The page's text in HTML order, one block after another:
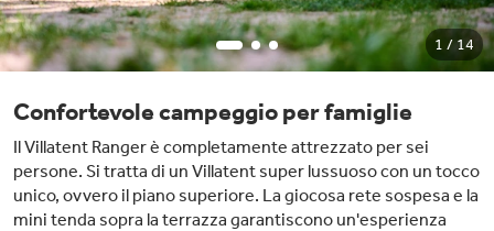
1 / 14
Confortevole campeggio per famiglie
Il Villatent Ranger è completamente attrezzato per sei
persone. Si tratta di un Villatent super lussuoso con un tocco
unico, ovvero il piano superiore. La giocosa rete sospesa e la
mini tenda sopra la terrazza garantiscono un'esperienza